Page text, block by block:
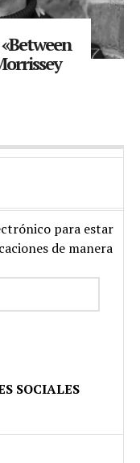
para estar
de manera
SOCIALES